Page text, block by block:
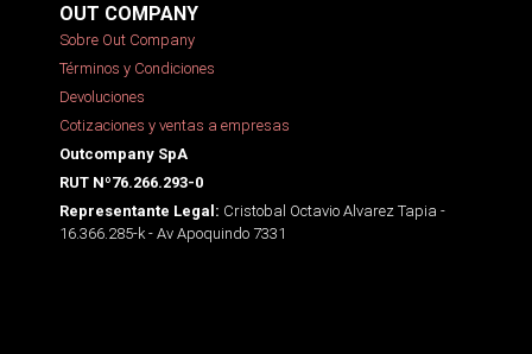
OUT COMPANY
Sobre Out Company
Términos y Condiciones
Devoluciones
Cotizaciones y ventas a empresas
Outcompany SpA
RUT Nº76.266.293-0
Representante Legal: Cristobal Octavio Alvarez Tapia -
16.366.285-k - Av Apoquindo 7331